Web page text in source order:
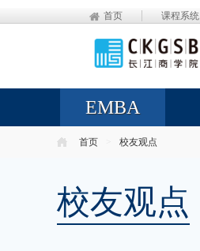
首页 课程系统
EMBA
首页 校友观点
校友观点